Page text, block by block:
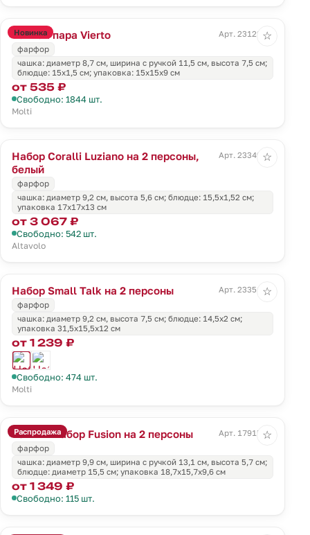
Новинка
Чайная пара Vierto
Арт. 23122.60
фарфор
чашка: диаметр 8,7 см, ширина с ручкой 11,5 см, высота 7,5 см;
блюдце: 15х1,5 см; упаковка: 15х15х9 см
от 535 ₽
Свободно: 1844 шт.
Molti
☆
Набор Coralli Luziano на 2 персоны,
белый
Арт. 23349.60
фарфор
чашка: диаметр 9,2 см, высота 5,6 см; блюдце: 15,5x1,52 см;
упаковка 17х17х13 см
от 3 067 ₽
Свободно: 542 шт.
Altavolo
☆
Набор Small Talk на 2 персоны
Арт. 23351.02
фарфор
чашка: диаметр 9,2 см, высота 7,5 см; блюдце: 14,5x2 см;
упаковка 31,5х15,5х12 см
от 1 239 ₽
Свободно: 474 шт.
Molti
☆
Распродажа
Чайный набор Fusion на 2 персоны
Арт. 17915.60
фарфор
чашка: диаметр 9,9 см, ширина с ручкой 13,1 см, высота 5,7 см;
блюдце: диаметр 15,5 см; упаковка 18,7х15,7х9,6 см
от 1 349 ₽
Свободно: 115 шт.
☆